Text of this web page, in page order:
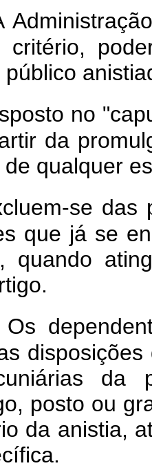
critério,
no
da
qualquer
se das
que já se
quando
Os
da
posto ou
da anistia,